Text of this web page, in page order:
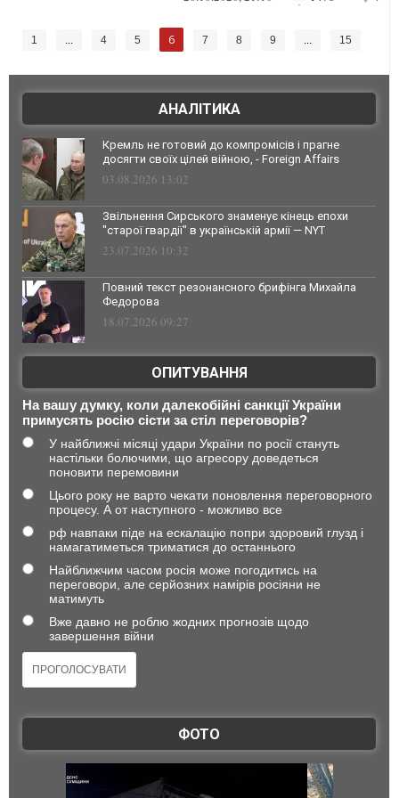
1 ... 4 5 6 7 8 9 ... 15
АНАЛІТИКА
Кремль не готовий до компромісів і прагне
досягти своїх цілей війною, - Foreign Affairs
03.08.2026 13:02
Звільнення Сирського знаменує кінець епохи
"старої гвардії" в українській армії — NYT
23.07.2026 10:32
Повний текст резонансного брифінга Михайла
Федорова
18.07.2026 09:27
ОПИТУВАННЯ
На вашу думку, коли далекобійні санкції України
примусять росію сісти за стіл переговорів?
У найближчі місяці удари України по росії стануть
настільки болючими, що агресору доведеться
поновити перемовини
Цього року не варто чекати поновлення переговорного
процесу. А от наступного - можливо все
рф навпаки піде на ескалацію попри здоровий глузд і
намагатиметься триматися до останнього
Найближчим часом росія може погодитись на
переговори, але серйозних намірів росіяни не
матимуть
Вже давно не роблю жодних прогнозів щодо
завершення війни
ФОТО